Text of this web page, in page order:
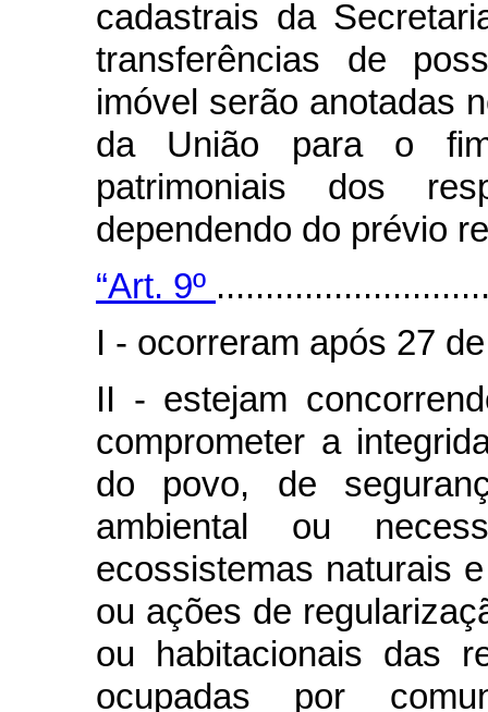
cadastrais da
transferências de
imóvel serão anotadas
da União para o
patrimoniais dos
dependendo do prévio
“Art. 9º
I - ocorreram após 27
II - estejam
comprometer a
do povo, de
ambiental ou
ecossistemas naturais
ou ações de
ou habitacionais das
ocupadas por